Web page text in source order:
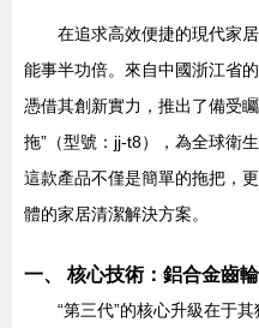
在追求高效便捷的現代家
能事半功倍。來自中國浙江省
憑借其創新實力，推出了備受
拖”（型號：jj-t8），為全球衛
這款產品不僅是簡單的拖把，
體的家居清潔解決方案。
一、 核心技術：鋁合金齒
“第三代”的核心升級在于